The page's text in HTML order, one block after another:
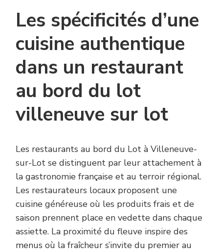
Les spécificités d’une
cuisine authentique
dans un restaurant
au bord du lot
villeneuve sur lot
Les restaurants au bord du Lot à Villeneuve-
sur-Lot se distinguent par leur attachement à
la gastronomie française et au terroir régional.
Les restaurateurs locaux proposent une
cuisine généreuse où les produits frais et de
saison prennent place en vedette dans chaque
assiette. La proximité du fleuve inspire des
menus où la fraîcheur s’invite du premier au